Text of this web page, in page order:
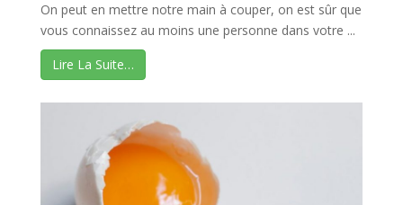
On peut en mettre notre main à couper, on est sûr que
vous connaissez au moins une personne dans votre ...
Lire La Suite…